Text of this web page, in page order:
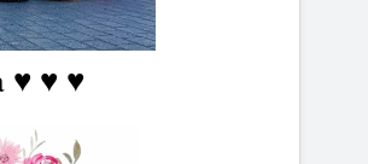
♥ ♥ ♥